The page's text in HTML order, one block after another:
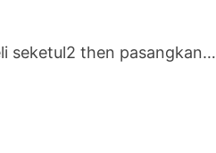
seketul2 then pasangkan…